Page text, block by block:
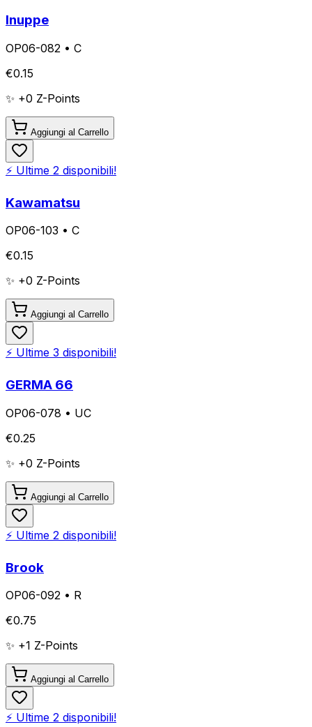
Inuppe
OP06-082 • C
€0.15
✨ +0 Z-Points
Aggiungi al Carrello
⚡ Ultime 2 disponibili!
Kawamatsu
OP06-103 • C
€0.15
✨ +0 Z-Points
Aggiungi al Carrello
⚡ Ultime 3 disponibili!
GERMA 66
OP06-078 • UC
€0.25
✨ +0 Z-Points
Aggiungi al Carrello
⚡ Ultime 2 disponibili!
Brook
OP06-092 • R
€0.75
✨ +1 Z-Points
Aggiungi al Carrello
⚡ Ultime 2 disponibili!